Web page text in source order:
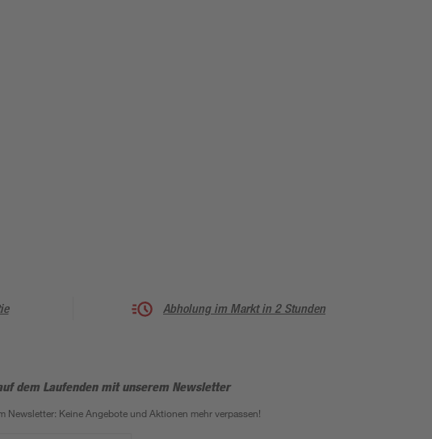
Abholung im Markt in 2 Stunden
dem Laufenden mit unserem Newsletter
Newsletter: Keine Angebote und Aktionen mehr verpassen!